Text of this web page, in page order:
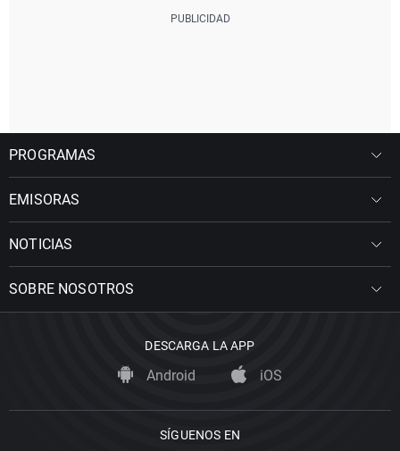
PROGRAMAS
EMISORAS
NOTICIAS
SOBRE NOSOTROS
DESCARGA LA APP
Android iOS
SÍGUENOS EN